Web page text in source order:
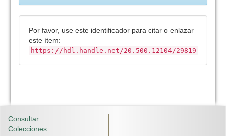
Por favor, use este identificador para citar o enlazar
este ítem:
https://hdl.handle.net/20.500.12104/29819
Consultar
Colecciones